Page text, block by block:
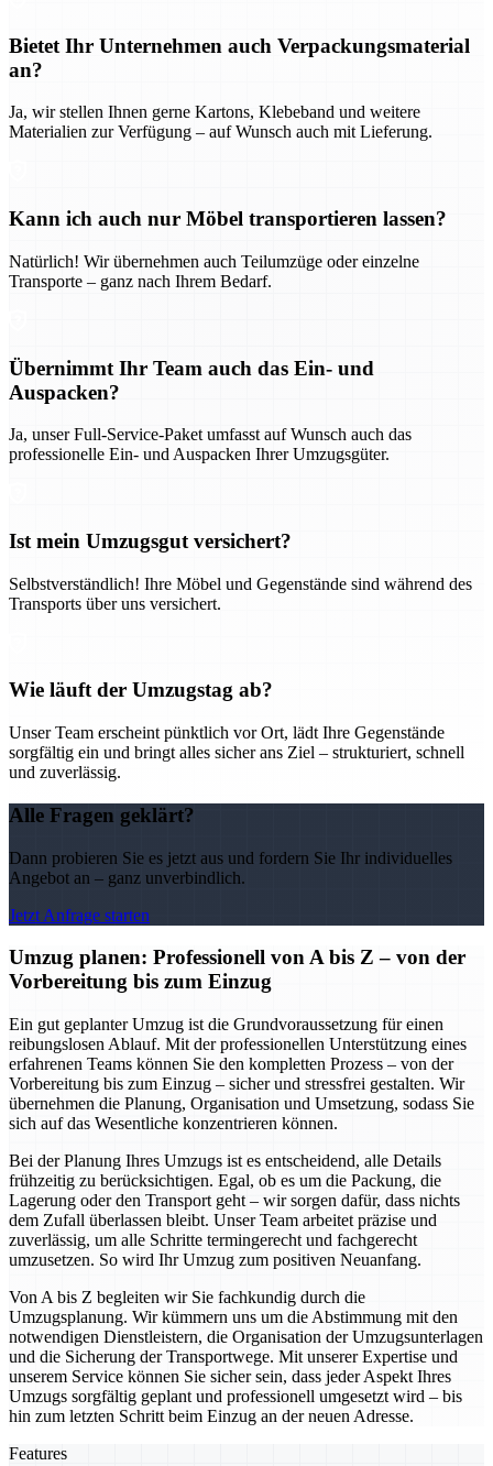
Bietet Ihr Unternehmen auch Verpackungsmaterial
an?
Ja, wir stellen Ihnen gerne Kartons, Klebeband und weitere
Materialien zur Verfügung – auf Wunsch auch mit Lieferung.
Kann ich auch nur Möbel transportieren lassen?
Natürlich! Wir übernehmen auch Teilumzüge oder einzelne
Transporte – ganz nach Ihrem Bedarf.
Übernimmt Ihr Team auch das Ein- und
Auspacken?
Ja, unser Full-Service-Paket umfasst auf Wunsch auch das
professionelle Ein- und Auspacken Ihrer Umzugsgüter.
Ist mein Umzugsgut versichert?
Selbstverständlich! Ihre Möbel und Gegenstände sind während des
Transports über uns versichert.
Wie läuft der Umzugstag ab?
Unser Team erscheint pünktlich vor Ort, lädt Ihre Gegenstände
sorgfältig ein und bringt alles sicher ans Ziel – strukturiert, schnell
und zuverlässig.
Alle Fragen geklärt?
Dann probieren Sie es jetzt aus und fordern Sie Ihr individuelles
Angebot an – ganz unverbindlich.
Jetzt Anfrage starten
Umzug planen: Professionell von A bis Z – von der
Vorbereitung bis zum Einzug
Ein gut geplanter Umzug ist die Grundvoraussetzung für einen
reibungslosen Ablauf. Mit der professionellen Unterstützung eines
erfahrenen Teams können Sie den kompletten Prozess – von der
Vorbereitung bis zum Einzug – sicher und stressfrei gestalten. Wir
übernehmen die Planung, Organisation und Umsetzung, sodass Sie
sich auf das Wesentliche konzentrieren können.
Bei der Planung Ihres Umzugs ist es entscheidend, alle Details
frühzeitig zu berücksichtigen. Egal, ob es um die Packung, die
Lagerung oder den Transport geht – wir sorgen dafür, dass nichts
dem Zufall überlassen bleibt. Unser Team arbeitet präzise und
zuverlässig, um alle Schritte termingerecht und fachgerecht
umzusetzen. So wird Ihr Umzug zum positiven Neuanfang.
Von A bis Z begleiten wir Sie fachkundig durch die
Umzugsplanung. Wir kümmern uns um die Abstimmung mit den
notwendigen Dienstleistern, die Organisation der Umzugsunterlagen
und die Sicherung der Transportwege. Mit unserer Expertise und
unserem Service können Sie sicher sein, dass jeder Aspekt Ihres
Umzugs sorgfältig geplant und professionell umgesetzt wird – bis
hin zum letzten Schritt beim Einzug an der neuen Adresse.
Features